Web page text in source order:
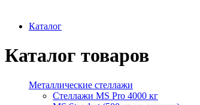
Каталог
Каталог товаров
Металлические стеллажи
Стеллажи MS Pro 4000 кг